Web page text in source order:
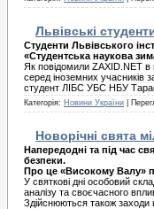
Львівські
Студенти Львівського
«Студентська наукова
Як повідомили ZAXID.NET в
серед іноземних учасників
студент ЛІБС УБС НБУ Тарас
Категорія: Новини України |
Новорічні свята
Напередодні та під час
безпеки.
Про це «Високому Валу»
У святкові дні особовий
аналізу та своєчасного
Здійснюються також заходи